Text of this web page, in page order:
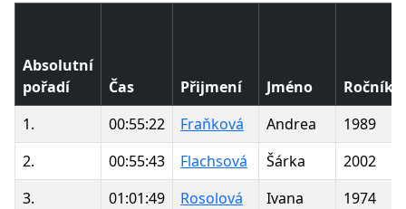
Absolutní
pořadí
Čas Přijmení Jméno
Ročník
1.
00:55:22 Fraňková Andrea
1989
2.
00:55:43 Flachsová Šárka
2002
3.
01:01:49 Rosolová Ivana
1974